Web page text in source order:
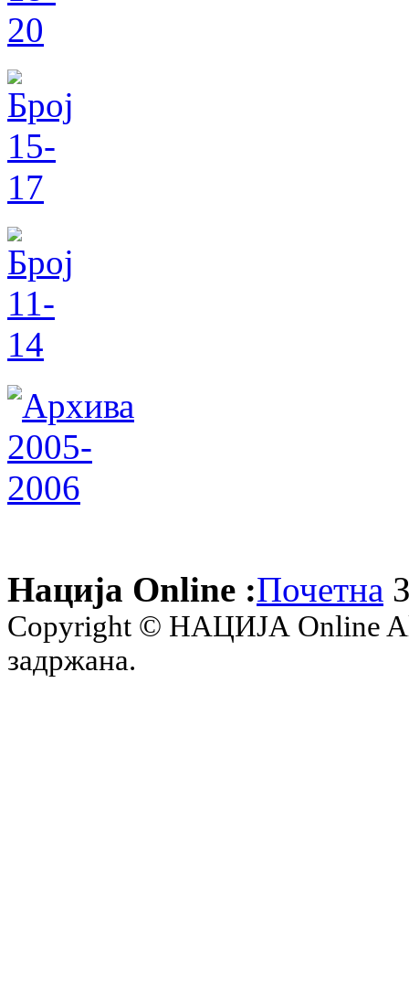
Нација Online :Почетна
Copyright © НАЦИЈА Online
задржана.